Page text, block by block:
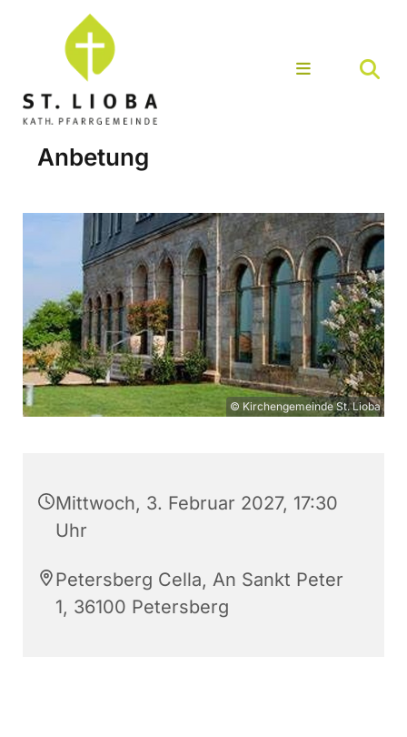
Anbetung
© Kirchengemeinde St. Lioba
Mittwoch, 3. Februar 2027, 17:30
Uhr
Petersberg Cella, An Sankt Peter
1, 36100 Petersberg